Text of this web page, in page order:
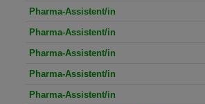
Pharma-Assistent/in
Pharma-Assistent/in
Pharma-Assistent/in
Pharma-Assistent/in
Pharma-Assistent/in